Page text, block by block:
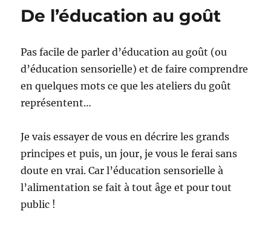
De l’éducation au goût
Pas facile de parler d’éducation au goût (ou
d’éducation sensorielle) et de faire comprendre
en quelques mots ce que les ateliers du goût
représentent…
Je vais essayer de vous en décrire les grands
principes et puis, un jour, je vous le ferai sans
doute en vrai. Car l’éducation sensorielle à
l’alimentation se fait à tout âge et pour tout
public !